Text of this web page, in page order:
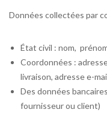
Données collectées par
État civil : nom,
Coordonnées :
livraison, adresse e-
Des données
fournisseur ou client)